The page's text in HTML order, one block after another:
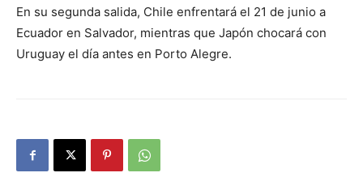
En su segunda salida, Chile enfrentará el 21 de junio a
Ecuador en Salvador, mientras que Japón chocará con
Uruguay el día antes en Porto Alegre.